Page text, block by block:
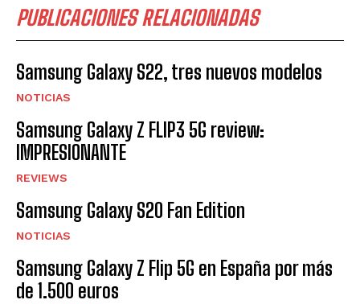
PUBLICACIONES RELACIONADAS
Samsung Galaxy S22, tres nuevos modelos
NOTICIAS
Samsung Galaxy Z FLIP3 5G review:
IMPRESIONANTE
REVIEWS
Samsung Galaxy S20 Fan Edition
NOTICIAS
Samsung Galaxy Z Flip 5G en España por más
de 1.500 euros